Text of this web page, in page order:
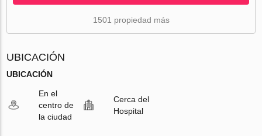
1501 propiedad más
UBICACIÓN
UBICACIÓN
En el
centro de
la ciudad
Cerca del
Hospital